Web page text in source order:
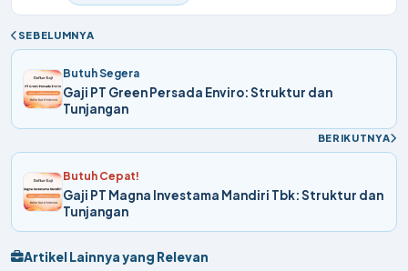
SEBELUMNYA
Butuh Segera
Gaji PT Green Persada Enviro: Struktur dan
Tunjangan
BERIKUTNYA
Butuh Cepat!
Gaji PT Magna Investama Mandiri Tbk: Struktur dan
Tunjangan
Artikel Lainnya yang Relevan